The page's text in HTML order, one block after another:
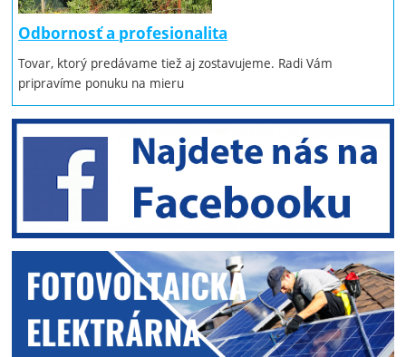
Odbornosť a profesionalita
Tovar, ktorý predávame tiež aj zostavujeme. Radi Vám
pripravíme ponuku na mieru